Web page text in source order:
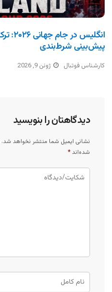
پیش‌بینی شرط‌بندی
کارشناس فوتبال ژوئن 9, 2026
دیدگاهتان را بنویسید
نشانی ایمیل شما منتشر نخواهد شد.
شده‌اند *